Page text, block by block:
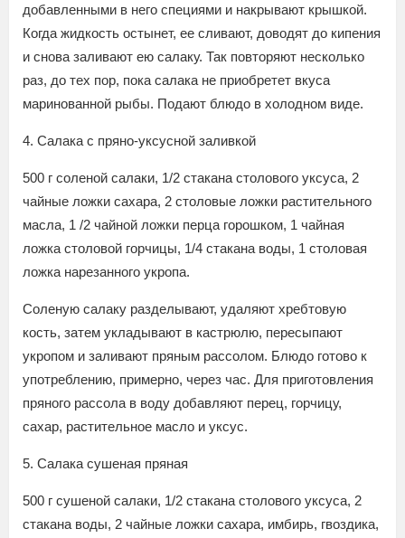
добавленными в него специями и накрывают крышкой.
Когда жидкость остынет, ее сливают, доводят до кипения
и снова заливают ею салаку. Так повторяют несколько
раз, до тех пор, пока салака не приобретет вкуса
маринованной рыбы. Подают блюдо в холодном виде.
4. Салака с пряно-уксусной заливкой
500 г соленой салаки, 1/2 стакана столового уксуса, 2
чайные ложки сахара, 2 столовые ложки растительного
масла, 1 /2 чайной ложки перца горошком, 1 чайная
ложка столовой горчицы, 1/4 стакана воды, 1 столовая
ложка нарезанного укропа.
Соленую салаку разделывают, удаляют хребтовую
кость, затем укладывают в кастрюлю, пересыпают
укропом и заливают пряным рассолом. Блюдо готово к
употреблению, примерно, через час. Для приготовления
пряного рассола в воду добавляют перец, горчицу,
сахар, растительное масло и уксус.
5. Салака сушеная пряная
500 г сушеной салаки, 1/2 стакана столового уксуса, 2
стакана воды, 2 чайные ложки сахара, имбирь, гвоздика,